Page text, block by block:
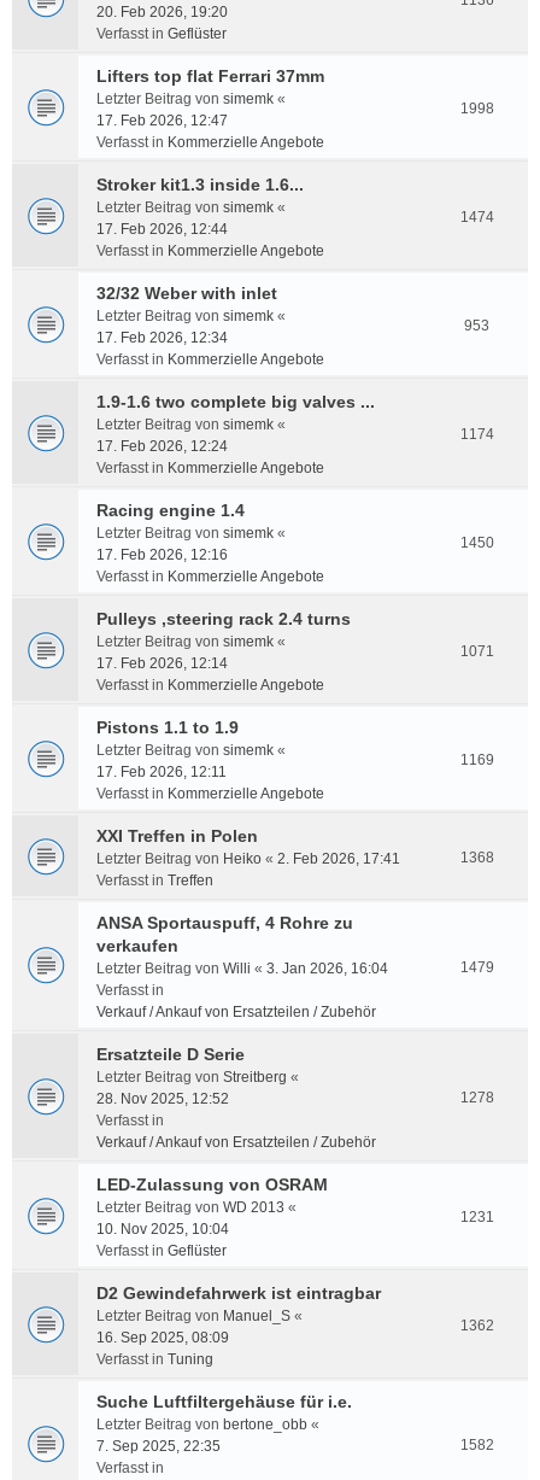
20. Feb 2026, 19:20
Verfasst in Geflüster
Lifters top flat Ferrari 37mm
Letzter Beitrag von simemk «
17. Feb 2026, 12:47
Verfasst in Kommerzielle Angebote
1998
Stroker kit1.3 inside 1.6...
Letzter Beitrag von simemk «
17. Feb 2026, 12:44
Verfasst in Kommerzielle Angebote
1474
32/32 Weber with inlet
Letzter Beitrag von simemk «
17. Feb 2026, 12:34
Verfasst in Kommerzielle Angebote
953
1.9-1.6 two complete big valves ...
Letzter Beitrag von simemk «
17. Feb 2026, 12:24
Verfasst in Kommerzielle Angebote
1174
Racing engine 1.4
Letzter Beitrag von simemk «
17. Feb 2026, 12:16
Verfasst in Kommerzielle Angebote
1450
Pulleys ,steering rack 2.4 turns
Letzter Beitrag von simemk «
17. Feb 2026, 12:14
Verfasst in Kommerzielle Angebote
1071
Pistons 1.1 to 1.9
Letzter Beitrag von simemk «
17. Feb 2026, 12:11
Verfasst in Kommerzielle Angebote
1169
XXI Treffen in Polen
Letzter Beitrag von Heiko « 2. Feb 2026, 17:41
Verfasst in Treffen
1368
ANSA Sportauspuff, 4 Rohre zu
verkaufen
Letzter Beitrag von Willi « 3. Jan 2026, 16:04
Verfasst in
Verkauf / Ankauf von Ersatzteilen / Zubehör
1479
Ersatzteile D Serie
Letzter Beitrag von Streitberg «
28. Nov 2025, 12:52
Verfasst in
Verkauf / Ankauf von Ersatzteilen / Zubehör
1278
LED-Zulassung von OSRAM
Letzter Beitrag von WD 2013 «
10. Nov 2025, 10:04
Verfasst in Geflüster
1231
D2 Gewindefahrwerk ist eintragbar
Letzter Beitrag von Manuel_S «
16. Sep 2025, 08:09
Verfasst in Tuning
1362
Suche Luftfiltergehäuse für i.e.
Letzter Beitrag von bertone_obb «
7. Sep 2025, 22:35
Verfasst in
1582